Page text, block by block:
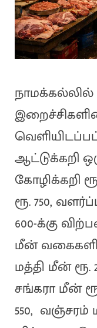
நாமக்கல்லில்
ஆட்டுக்கறி
கோழிக்கறி
ரூ. 750,
600-க்கு
மீன்
மத்தி மீன் ரூ.
சங்கரா மீன்
550, வஞ்சரம்